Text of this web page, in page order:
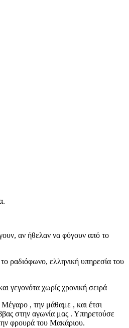
αν ήθελαν να φύγουν από το
ραδιόφωνο, ελληνική υπηρεσία του
γεγονότα χωρίς χρονική σειρά
, την μάθαμε , και έτσι
στην αγωνία μας . Υπηρετούσε
φρουρά του Μακάριου.